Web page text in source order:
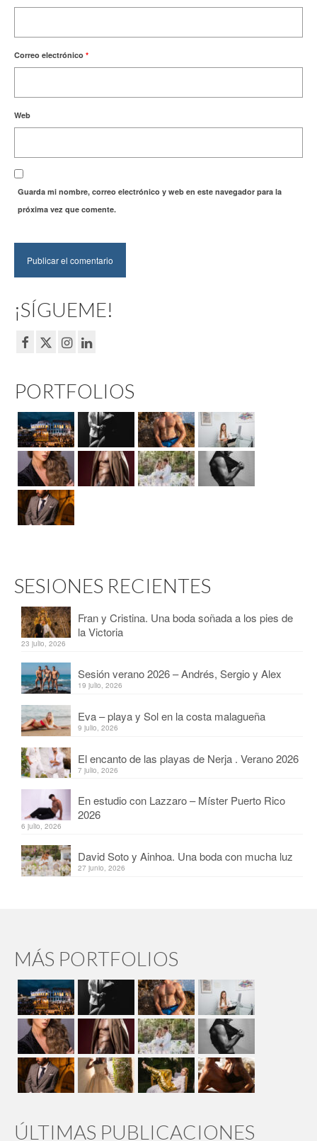
Correo electrónico *
Web
Guarda mi nombre, correo electrónico y web en este navegador para la
próxima vez que comente.
¡SÍGUEME!
PORTFOLIOS
SESIONES RECIENTES
Fran y Cristina. Una boda soñada a los pies de
la Victoria
23 julio, 2026
Sesión verano 2026 – Andrés, Sergio y Alex
19 julio, 2026
Eva – playa y Sol en la costa malagueña
9 julio, 2026
El encanto de las playas de Nerja . Verano 2026
7 julio, 2026
En estudio con Lazzaro – Míster Puerto Rico
2026
6 julio, 2026
David Soto y Ainhoa. Una boda con mucha luz
27 junio, 2026
MÁS PORTFOLIOS
ÚLTIMAS PUBLICACIONES